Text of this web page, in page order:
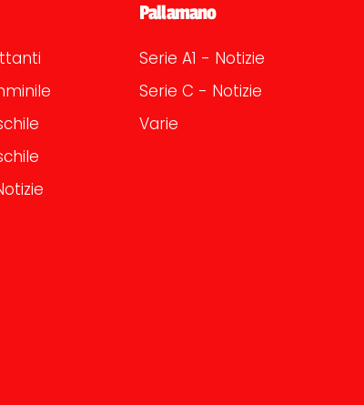
Pallamano
Serie A1 - Notizie
Serie C - Notizie
Varie